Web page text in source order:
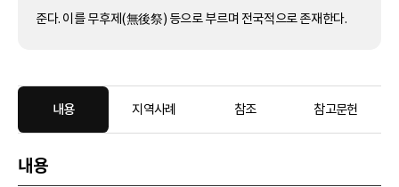
준다. 이를 무후제(無後祭) 등으로 부르며 전국적으로 존재한다.
내용 지역사례 참조 참고문헌
내용